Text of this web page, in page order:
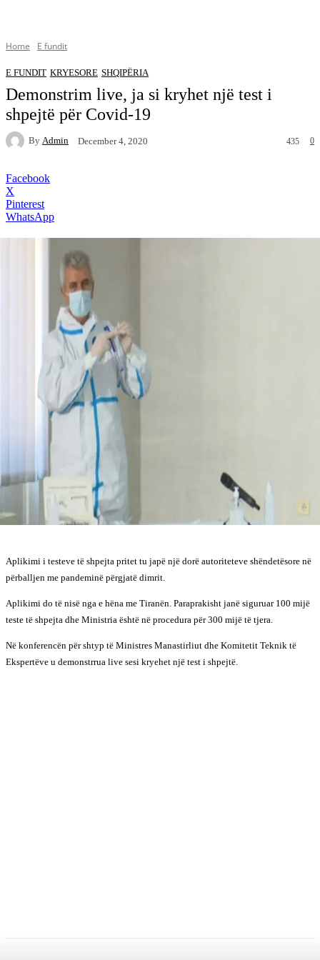
Home E fundit
E FUNDIT KRYESORE SHQIPËRIA
Demonstrim live, ja si kryhet një test i
shpejtë për Covid-19
By Admin December 4, 2020 0
435
Facebook
X
Pinterest
WhatsApp
Aplikimi i testeve të shpejta pritet tu japë një dorë autoriteteve shëndetësore në
përballjen me pandeminë përgjatë dimrit.
Aplikimi do të nisë nga e hëna me Tiranën. Paraprakisht janë siguruar 100 mijë
teste të shpejta dhe Ministria është në procedura për 300 mijë të tjera.
Në konferencën për shtyp të Ministres Manastirliut dhe Komitetit Teknik të
Ekspertëve u demonstrrua live sesi kryehet një test i shpejtë.